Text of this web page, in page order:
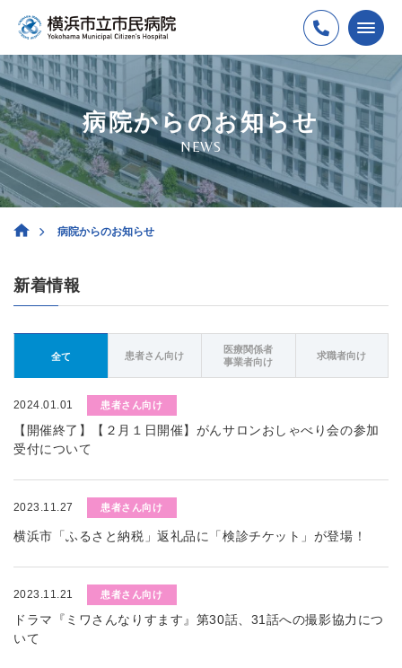
病院からのお知らせ
NEWS
病院からのお知らせ
新着情報
全て 患者さん向け
医療関係者
事業者向け
求職者向け
2024.01.01 患者さん向け
【開催終了】【２月１日開催】がんサロンおしゃべり会の参加
受付について
2023.11.27 患者さん向け
横浜市「ふるさと納税」返礼品に「検診チケット」が登場！
2023.11.21 患者さん向け
ドラマ『ミワさんなりすます』第30話、31話への撮影協力につ
いて